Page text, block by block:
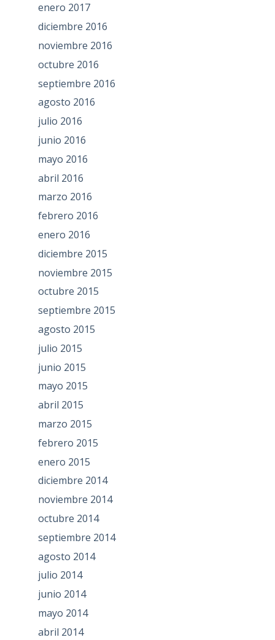
enero 2017
diciembre 2016
noviembre 2016
octubre 2016
septiembre 2016
agosto 2016
julio 2016
junio 2016
mayo 2016
abril 2016
marzo 2016
febrero 2016
enero 2016
diciembre 2015
noviembre 2015
octubre 2015
septiembre 2015
agosto 2015
julio 2015
junio 2015
mayo 2015
abril 2015
marzo 2015
febrero 2015
enero 2015
diciembre 2014
noviembre 2014
octubre 2014
septiembre 2014
agosto 2014
julio 2014
junio 2014
mayo 2014
abril 2014